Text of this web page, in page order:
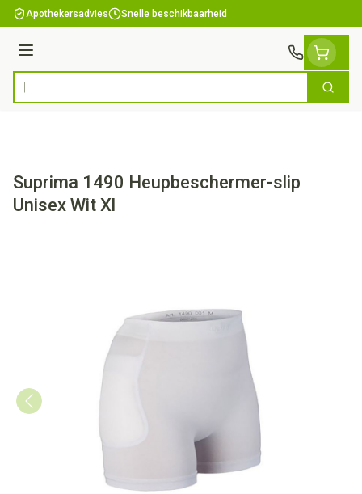
Ga naar de inhoud
Apothekersadvies Snelle beschikbaarheid
Menu
Product, merk, categorie... Zoek
Suprima 1490 Heupbeschermer-slip
Unisex Wit Xl